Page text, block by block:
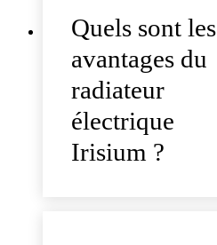
Quels sont les
avantages du
radiateur
électrique
Irisium ?